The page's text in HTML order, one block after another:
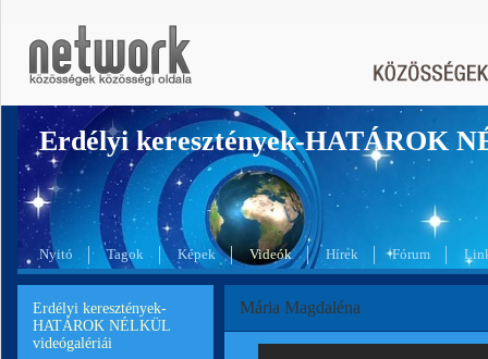
Erdélyi keresztények-HATÁROK
Nyitó Tagok Képek Videók Hírek Fórum
Erdélyi keresztények-
HATÁROK NÉLKÜL
videógalériái
Mária Magdaléna